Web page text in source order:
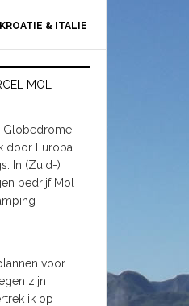
& ITALIE
MOL
Globedrome
door Europa
In (Zuid-)
bedrijf Mol
voor
zijn
ik op